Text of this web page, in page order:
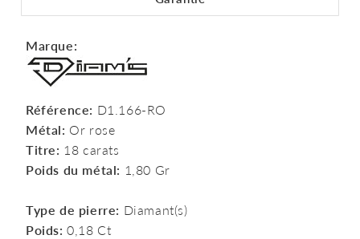
Marque:
Référence: D1.166-RO
Métal: Or rose
Titre: 18 carats
Poids du métal: 1,80 Gr
Type de pierre: Diamant(s)
Poids: 0,18 Ct